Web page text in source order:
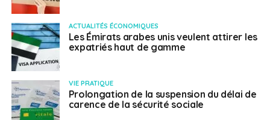
ACTUALITÉS ÉCONOMIQUES
Les Émirats arabes unis veulent attirer les
expatriés haut de gamme
VIE PRATIQUE
Prolongation de la suspension du délai de
carence de la sécurité sociale